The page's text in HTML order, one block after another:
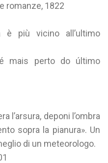
romanze, 1822
è più vicino all’ultimo
mais perto do último
l’arsura, deponi l’ombra
sopra la pianura». Un
di un meteorologo.